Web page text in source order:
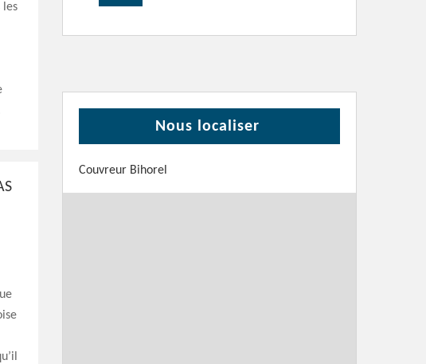
les
Nous localiser
Couvreur Bihorel